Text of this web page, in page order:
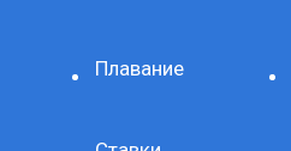
Плавание